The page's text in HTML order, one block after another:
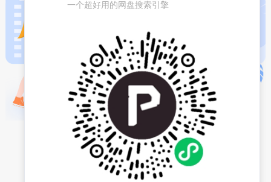
一个超好用的网盘搜索引擎